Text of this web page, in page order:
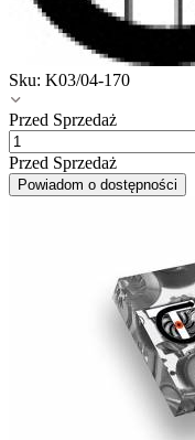
Sku: K03/04-170
Przed Sprzedaż
Przed Sprzedaż
Powiadom o dostępności